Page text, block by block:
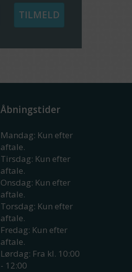
TILMELD
Åbningstider
Mandag: Kun efter
aftale.
Tirsdag: Kun efter
aftale.
Onsdag: Kun efter
aftale.
Torsdag: Kun efter
aftale.
Fredag: Kun efter
aftale.
Lørdag: Fra kl. 10:00
- 12:00